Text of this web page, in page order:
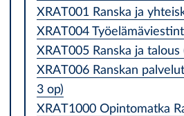
XRAT001 Ranska ja
XRAT004
XRAT005 Ranska ja talous
XRAT006 Ranskan
3 op)
XRAT1000 Opintomatka